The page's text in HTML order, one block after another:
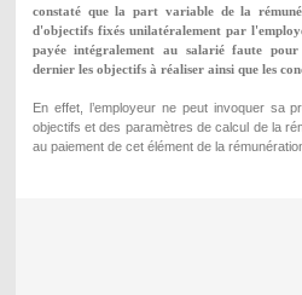
constaté que la part variable de la
d'objectifs fixés unilatéralement par
payée intégralement au salarié faute
dernier les objectifs à réaliser ainsi que les
En effet, l’employeur ne peut invoquer sa
objectifs et des paramètres de calcul de la
au paiement de cet élément de la